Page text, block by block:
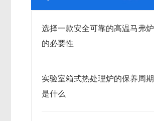
选择一款安全可靠的高温马弗炉
的必要性
实验室箱式热处理炉的保养周期
是什么